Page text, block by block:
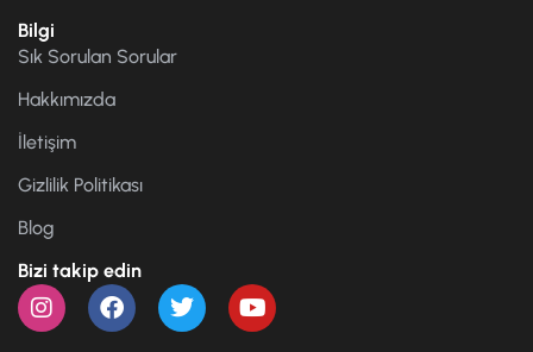
Bilgi
Sık Sorulan Sorular
Hakkımızda
İletişim
Gizlilik Politikası
Blog
Bizi takip edin